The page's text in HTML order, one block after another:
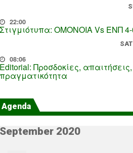
22:00
Στιγμιότυπα: ΟΜΟΝΟΙΑ Vs ΕΝΠ 4-
08:06
Editorial: Προσδοκίες,
πραγματικότητα
Agenda
September 2020